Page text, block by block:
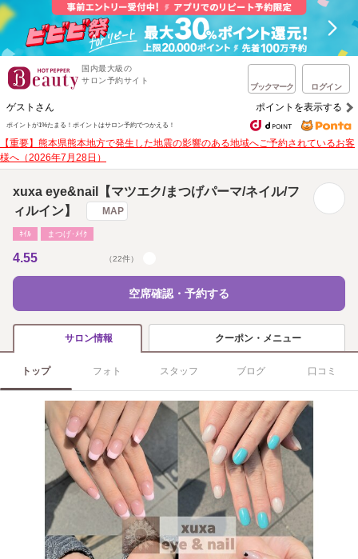
国内最大級の
サロン予約サイト
ブックマーク ログイン
ゲストさん ポイントを表示する
ポイントが1%たまる！ ポイントはサロン予約でつかえる！
【重要】熊本県熊本地方で発生した地震の影響のある地域へご予約されているお客
様へ（2026年7月28日）
xuxa eye&nail【マツエク/まつげパーマ/ネイル/フ
ィルイン】
MAP
ﾈｲﾙ まつげ･ﾒｲｸ
4.55 （22件）
空席確認・予約する
サロン情報 クーポン・メニュー
トップ フォト スタッフ ブログ 口コミ